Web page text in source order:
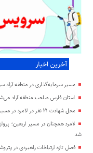
آخرین اخبار
مسیر سرمایه‌گذاری در منطقه
استان فارس صاحب منطقه آزاد
محل شهادت ۲۱ نفر در لامرد در مسیر ثبت ملی قرار گرفت
لامرد همچنان در مسیر اربعین؛
شد
فصل تازه ارتباطات راهبردی در